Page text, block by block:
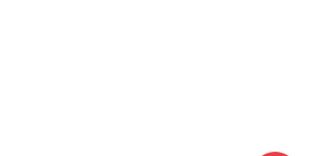
mà.
đàm thoại hai chiều đến các